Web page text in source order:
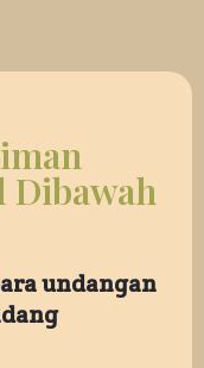
Dibawah
undangan